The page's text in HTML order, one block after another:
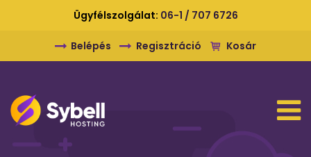
Ügyfélszolgálat: 06-1 / 707 6726
Belépés Regisztráció Kosár